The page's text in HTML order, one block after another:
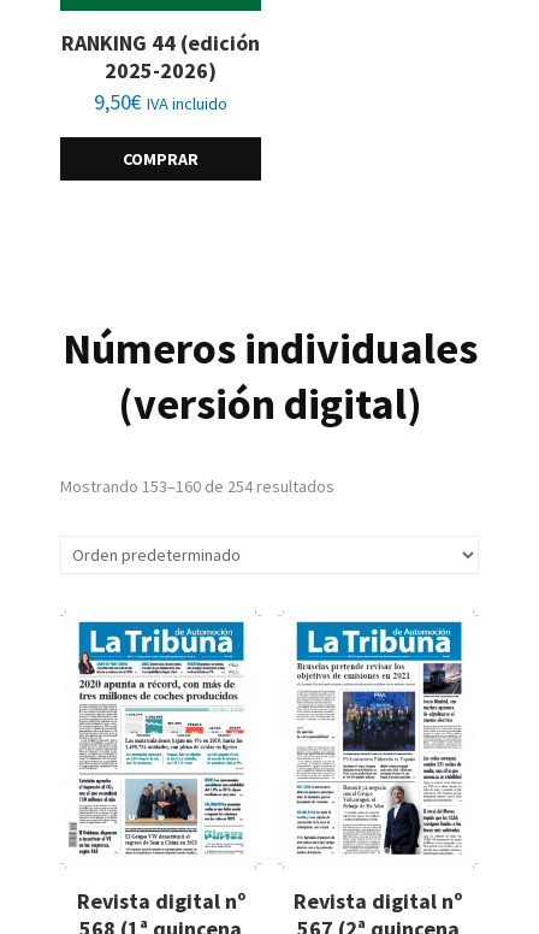
RANKING 44 (edición
2025-2026)
9,50€ IVA incluido
COMPRAR
Números individuales
(versión digital)
Mostrando 153–160 de 254 resultados
Revista digital nº
568 (1ª quincena
Revista digital nº
567 (2ª quincena